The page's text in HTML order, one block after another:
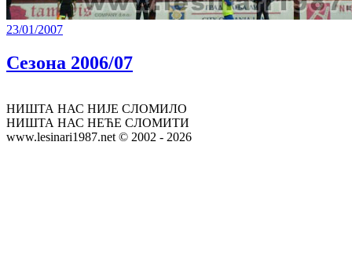
23/01/2007
Сезона 2006/07
НИШТА НАС НИЈЕ СЛОМИЛО
НИШТА НАС НЕЋЕ СЛОМИТИ
www.lesinari1987.net © 2002 - 2026